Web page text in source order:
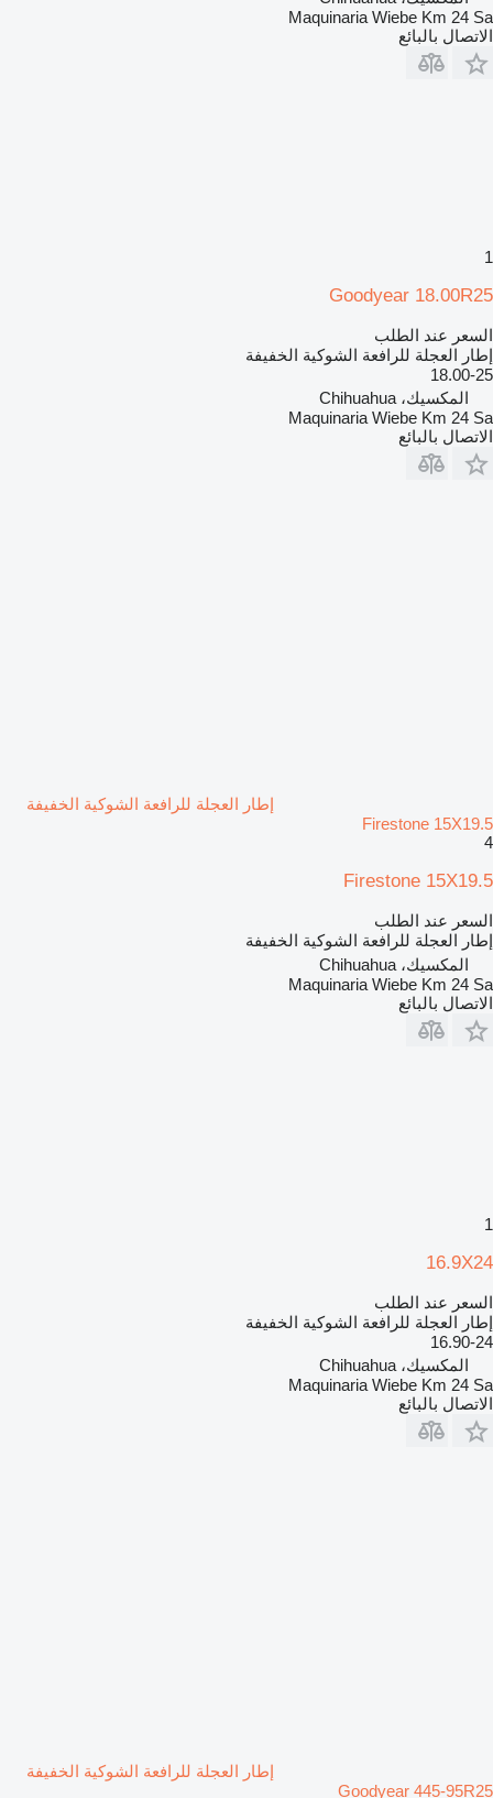
Maquinaria Wiebe Km 24 Sa
الاتصال بالبائع
1
Goodyear 18.00R25
السعر عند الطلب
إطار العجلة للرافعة الشوكية الخفيفة
18.00-25
المكسيك، Chihuahua
Maquinaria Wiebe Km 24 Sa
الاتصال بالبائع
إطار العجلة للرافعة الشوكية الخفيفة
Firestone 15X19.5
4
Firestone 15X19.5
السعر عند الطلب
إطار العجلة للرافعة الشوكية الخفيفة
المكسيك، Chihuahua
Maquinaria Wiebe Km 24 Sa
الاتصال بالبائع
1
16.9X24
السعر عند الطلب
إطار العجلة للرافعة الشوكية الخفيفة
16.90-24
المكسيك، Chihuahua
Maquinaria Wiebe Km 24 Sa
الاتصال بالبائع
إطار العجلة للرافعة الشوكية الخفيفة
Goodyear 445-95R25